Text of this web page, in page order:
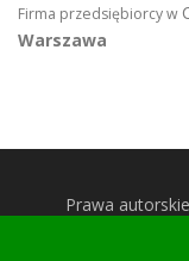
Firma przedsiębiorcy w
Warszawa
Prawa